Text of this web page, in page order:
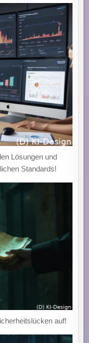
Lösungen und
Standards!
auf!